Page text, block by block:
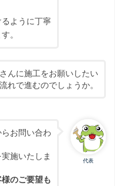
ように丁寧
。
んに施工をお願いしたい
れで進むのでしょうか。
代表
お問い合わ
施いたしま
のご要望も